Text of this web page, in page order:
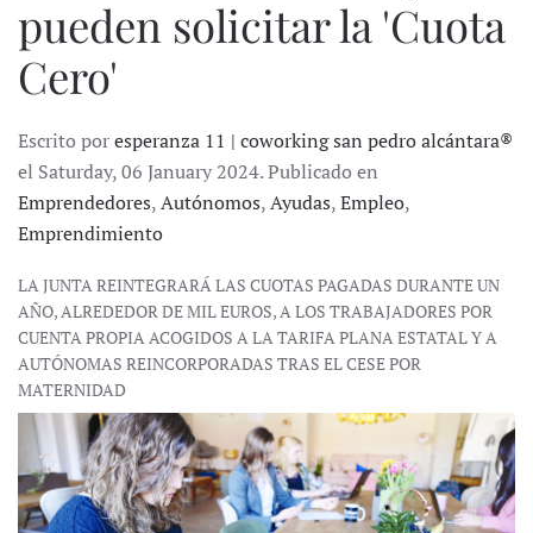
pueden solicitar la 'Cuota
Cero'
Escrito poresperanza 11 | coworking san pedro alcántara®
el Saturday, 06 January 2024. Publicado en
Emprendedores,Autónomos,Ayudas,Empleo,
Emprendimiento
LA JUNTA REINTEGRARÁ LAS CUOTAS PAGADAS DURANTE UN
AÑO, ALREDEDOR DE MIL EUROS, A LOS TRABAJADORES POR
CUENTA PROPIA ACOGIDOS A LA TARIFA PLANA ESTATAL Y A
AUTÓNOMAS REINCORPORADAS TRAS EL CESE POR
MATERNIDAD